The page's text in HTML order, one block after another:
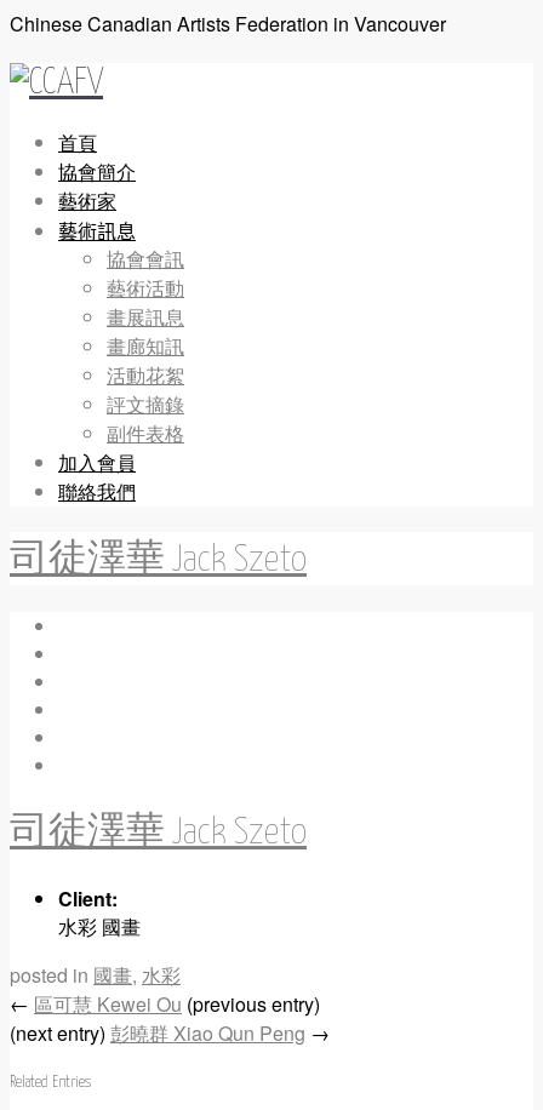
Chinese Canadian Artists Federation in Vancouver
首頁
協會簡介
藝術家
藝術訊息
協會會訊
藝術活動
畫展訊息
畫廊知訊
活動花絮
評文摘錄
副件表格
加入會員
聯絡我們
司徒澤華 Jack Szeto
司徒澤華 Jack Szeto
Client:
水彩 國畫
posted in 國畫, 水彩
← 區可慧 Kewei Ou (previous entry)
(next entry) 彭曉群 Xiao Qun Peng →
Related Entries